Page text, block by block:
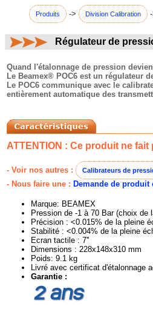
Produits -> Division Calibration
Régulateur de
Quand l'étalonnage de pression
Le Beamex® POC6 est un régulateur
Le POC6 communique avec le
entièrement automatique des
ATTENTION : Ce produit ne
- Voir nos autres : Calibrateurs de
- Nous faire une : Demande de produit
Marque: BEAMEX
Pression de -1 à 70 Bar (choix de
Précision : <0.015% de la pleine
Stabilité : <0.004% de la pleine
Ecran tactile : 7''
Dimensions : 228x148x310 mm
Poids: 9.1 kg
Livré avec certificat d'étalonnage
Garantie :